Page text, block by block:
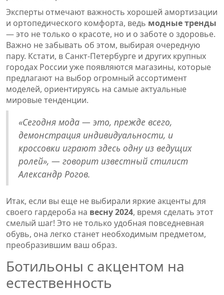
Эксперты отмечают важность хорошей амортизации
и ортопедического комфорта, ведь модные тренды
— это не только о красоте, но и о заботе о здоровье.
Важно не забывать об этом, выбирая очередную
пару. Кстати, в Санкт-Петербурге и других крупных
городах России уже появляются магазины, которые
предлагают на выбор огромный ассортимент
моделей, ориентируясь на самые актуальные
мировые тенденции.
«Сегодня мода — это, прежде всего,
демонстрация индивидуальности, и
кроссовки играют здесь одну из ведущих
ролей», — говорит известный стилист
Александр Рогов.
Итак, если вы еще не выбирали яркие акценты для
своего гардероба на весну 2024, время сделать этот
смелый шаг! Это не только удобная повседневная
обувь, она легко станет необходимым предметом,
преобразившим ваш образ.
Ботильоны с акцентом на
естественность